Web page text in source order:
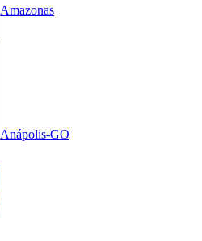
Amazonas
Anápolis-GO